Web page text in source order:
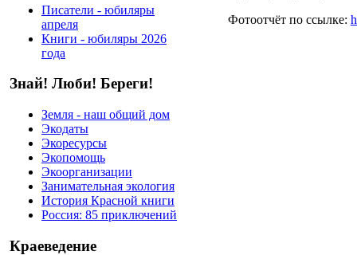
Писатели - юбиляры
апреля
Книги - юбиляры 2026
года
Знай! Люби! Береги!
Земля - наш общий дом
Экодаты
Экоресурсы
Экопомощь
Экоорганизации
Занимательная экология
История Красной книги
Россия: 85 приключений
Краеведение
Фотоотчёт по ссылке: